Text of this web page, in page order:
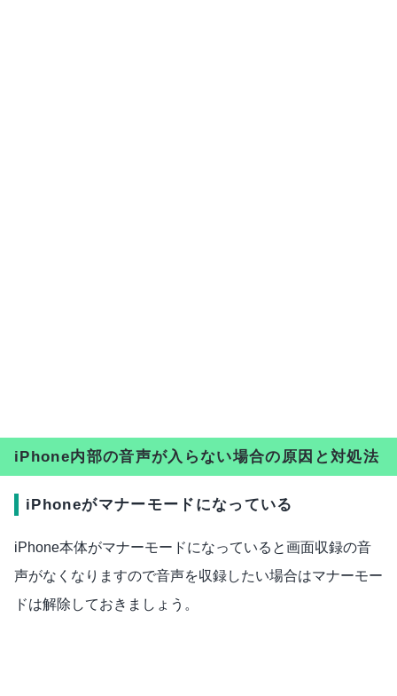
iPhone内部の音声が入らない場合の原因と対処法
iPhoneがマナーモードになっている
iPhone本体がマナーモードになっていると画面収録の音
声がなくなりますので音声を収録したい場合はマナーモー
ドは解除しておきましょう。